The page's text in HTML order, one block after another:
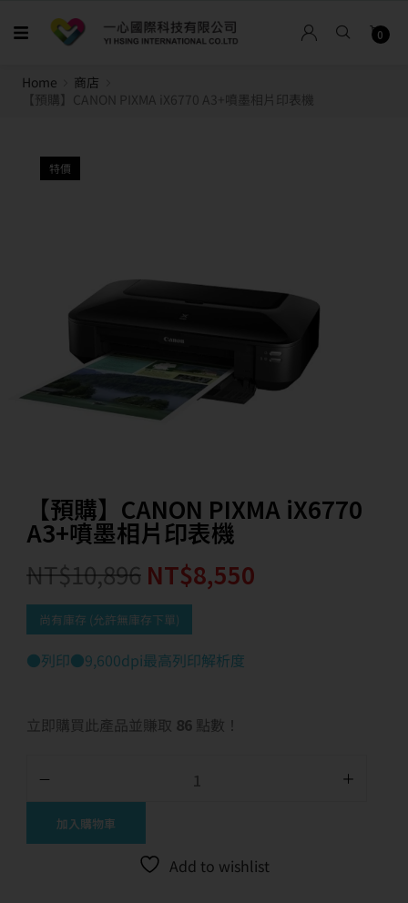
0
Home
商店
【預購】CANON PIXMA iX6770 A3+噴墨相片印表機
特價
【預購】CANON PIXMA iX6770
A3+噴墨相片印表機
NT$10,896 NT$8,550
尚有庫存 (允許無庫存下單)
●列印●9,600dpi最高列印解析度
立即購買此產品並賺取 86 點數！
加入購物車
Add to wishlist